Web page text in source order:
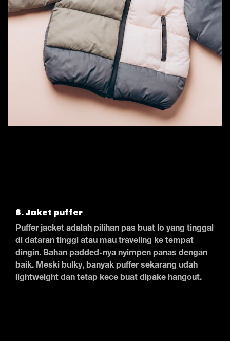
8. Jaket puffer
Puffer jacket adalah pilihan pas buat lo yang tinggal
di dataran tinggi atau mau traveling ke tempat
dingin. Bahan padded-nya nyimpen panas dengan
baik. Meski bulky, banyak puffer sekarang udah
lightweight dan tetap kece buat dipake hangout.